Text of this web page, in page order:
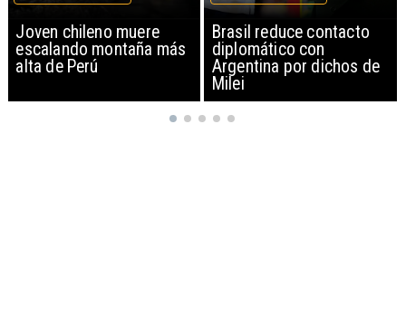
Brasil reduce contacto
diplomático con
Argentina por dichos de
China restringe
exportación de drones a
EEUU y sanciona
empresas